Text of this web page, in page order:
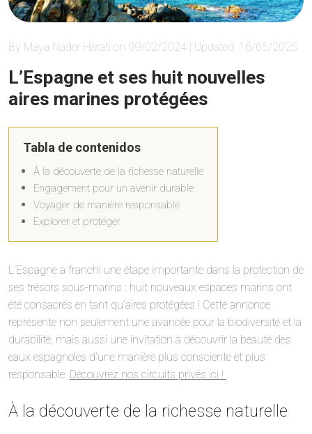
By Maya Nader Harati on 09/02/2024 | Updated: 16/05/2025
L’Espagne et ses huit nouvelles
aires marines protégées
Tabla de contenidos
À la découverte de la richesse naturelle
Engagement pour un avenir durable
Voyager de manière responsable
Explorer et protéger
L’Espagne a franchi une étape importante dans la protection de
ses trésors sous-marins : huit nouveaux espaces marins ont
été consacrés en tant qu’aires protégées ! Cette annonce
représente non seulement une avancée pour la biodiversité et la
durabilité, mais aussi une invitation à découvrir la beauté des
eaux espagnoles d’une manière plus consciente et plus
responsable. Découvrez nos circuits privés ici !
À la découverte de la richesse naturelle